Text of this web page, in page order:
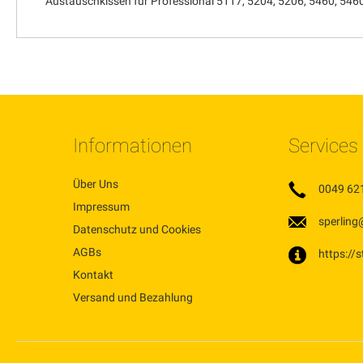
Informationen
Über Uns
Impressum
Datenschutz und Cookies
AGBs
Kontakt
Versand und Bezahlung
Services
0049
https://